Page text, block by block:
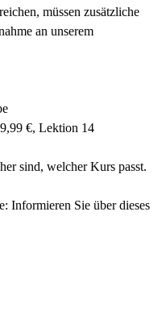
müssen zusätzliche
an unserem
€, Lektion 14
sind, welcher Kurs passt.
Informieren Sie über dieses